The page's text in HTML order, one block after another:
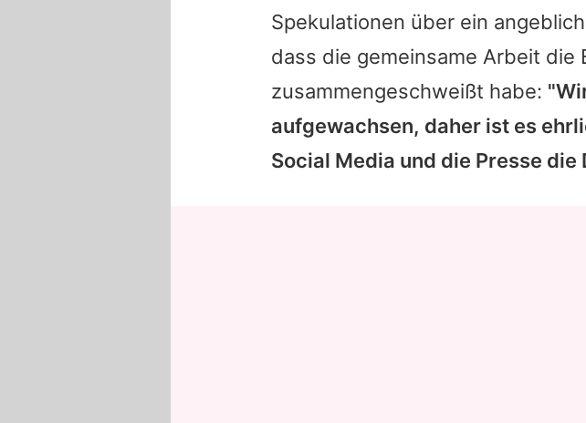
Spekulationen über ein
dass die gemeinsame Arbeit die
zusammengeschweißt habe:
aufgewachsen, daher ist es
Social Media und die Presse die